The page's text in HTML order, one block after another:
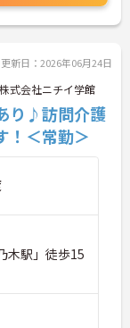
更新日：2026年06月24日
株式会社ニチイ学館
り♪訪問介護
！＜常勤＞
木駅」徒歩15